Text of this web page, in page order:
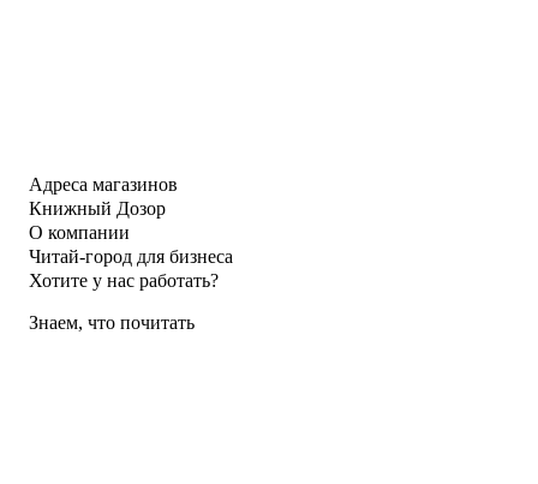
Адреса магазинов
Книжный Дозор
О компании
Читай-город для бизнеса
Хотите у нас работать?
Знаем, что почитать